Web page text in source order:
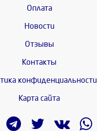
Оплата
Новости
Отзывы
Контакты
конфиденциальности
Карта сайта